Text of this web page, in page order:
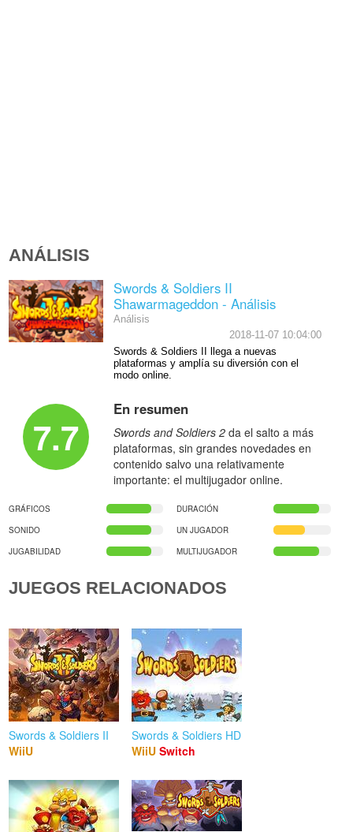
ANÁLISIS
Swords & Soldiers II
Shawarmageddon - Análisis
Análisis
2018-11-07 10:04:00
Swords & Soldiers II llega a nuevas
plataformas y amplía su diversión con el
modo online.
7.7
En resumen
Swords and Soldiers 2da el salto a más
plataformas, sin grandes novedades en
contenido salvo una relativamente
importante: el multijugador online.
GRÁFICOS
DURACIÓN
SONIDO
UN JUGADOR
JUGABILIDAD
MULTIJUGADOR
JUEGOS RELACIONADOS
Swords & Soldiers II
WiiU
Swords & Soldiers HD
WiiU Switch